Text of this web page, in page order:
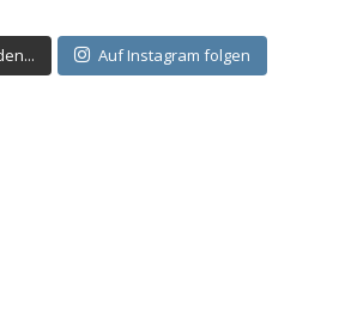
Auf Instagram folgen